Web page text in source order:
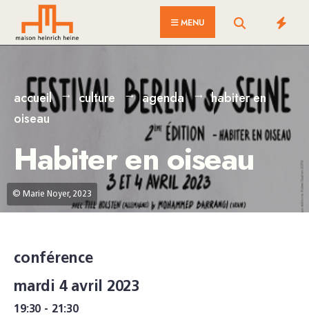
MENU
© Marie Noyer, 2023
accueil culture agenda
habiter en
oiseau
Habiter en oiseau
conférence
mardi 4 avril 2023
19:30 - 21:30